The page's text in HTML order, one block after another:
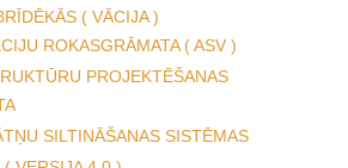
( VĀCIJA )
ROKASGRĀMATA ( ASV )
PROJEKTĒŠANAS
SILTINĀŠANAS SISTĒMAS